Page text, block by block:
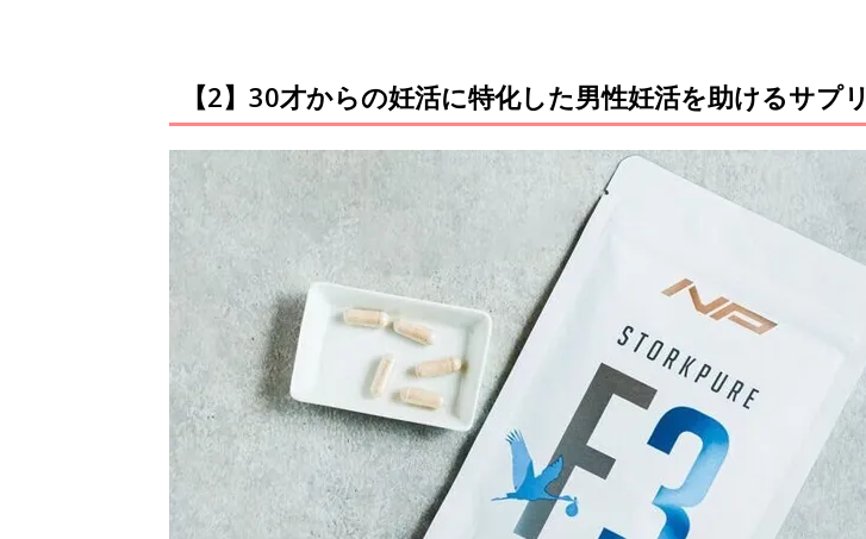
【2】30才からの妊活に特化した男性妊活を助けるサプリ